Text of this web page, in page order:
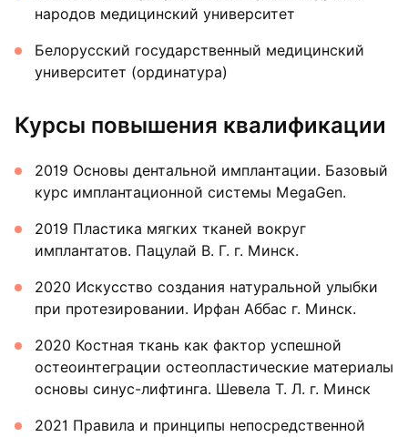
народов медицинский университет
Белорусский государственный медицинский
университет (ординатура)
Курсы повышения квалификации
2019 Основы дентальной имплантации. Базовый
курс имплантационной системы MegaGen.
2019 Пластика мягких тканей вокруг
имплантатов. Пацулай В. Г. г. Минск.
2020 Искусство создания натуральной улыбки
при протезировании. Ирфан Аббас г. Минск.
2020 Костная ткань как фактор успешной
остеоинтеграции остеопластические материалы
основы синус-лифтинга. Шевела Т. Л. г. Минск
2021 Правила и принципы непосредственной